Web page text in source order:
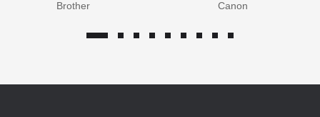
Brother Canon